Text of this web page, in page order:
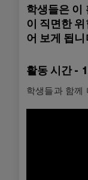
학생들은 이
이 직면한
어 보게 됩
활동 시간 -
학생들과 함께